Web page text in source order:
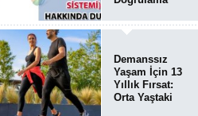
(Biyometrik
Kimlik
Sistemi)
07.08.2026
Demanssız
Yaşam İçin 13
Yıllık Fırsat:
Orta Yaştaki